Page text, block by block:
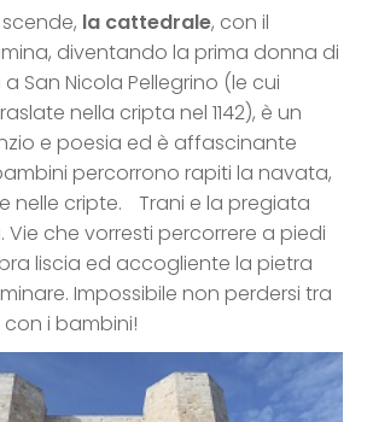
la cattedrale, con il
diventando la prima donna di
San Nicola Pellegrino (le cui
nella cripta nel 1142), è un
e poesia ed è affascinante
percorrono rapiti la navata,
nelle cripte. Trani e la pregiata
che vorresti percorrere a piedi
liscia ed accogliente la pietra
Impossibile non perdersi tra
i bambini!